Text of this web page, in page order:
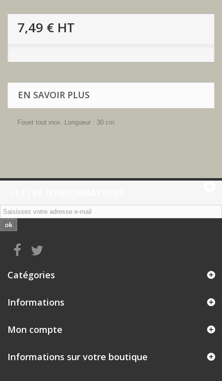
7,49 € HT
EN SAVOIR PLUS
Fouet tout inox. Longueur : 30 cm.
ok
Catégories
Informations
Mon compte
Informations sur votre boutique